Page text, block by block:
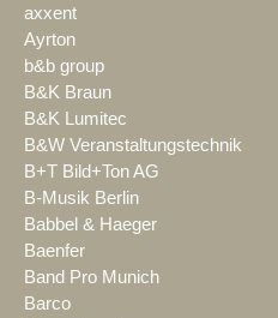
axxent
Ayrton
b&b group
B&K Braun
B&K Lumitec
B&W Veranstaltungstechnik
B+T Bild+Ton AG
B-Musik Berlin
Babbel & Haeger
Baenfer
Band Pro Munich
Barco